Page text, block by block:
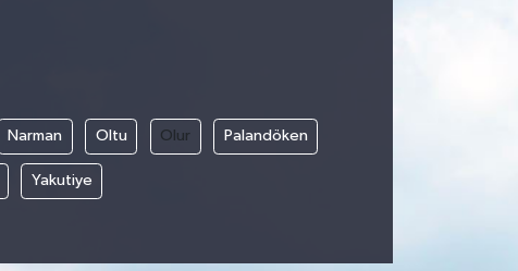
Narman Oltu Olur Palandöken
Yakutiye